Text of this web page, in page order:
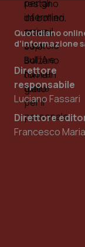
Quotidiano
d'informazione
Direttore
responsabile
Luciano Fassari
Direttore
Francesco
PHPSESSID